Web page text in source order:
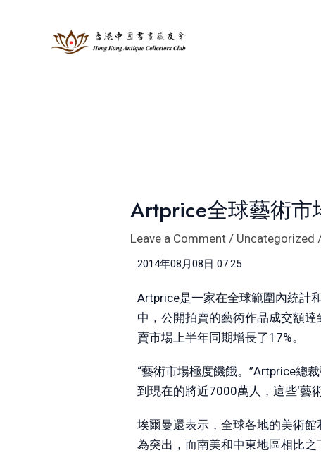
Artprice全球藝術市
Leave a Comment / Uncategorized
2014年08月08日 07:25
Artprice是一家在全球範圍內統計
中，公開拍賣的藝術作品成交額
賣市場上半年同期增長了17%。
“藝術市場極度饑餓。”Artprice總
到現在的將近7000萬人，這些‘藝
埃爾曼還表示，全球各地的美術
為突出，而南美和中東地區相比之
navigation